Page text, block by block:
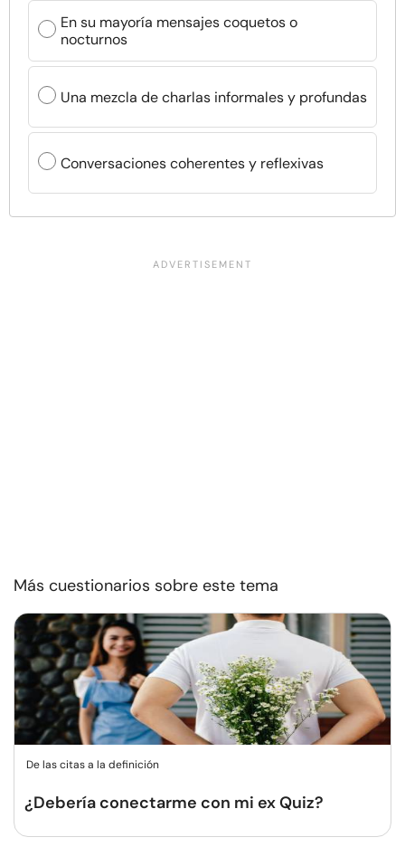
En su mayoría mensajes coquetos o
nocturnos
Una mezcla de charlas informales y profundas
Conversaciones coherentes y reflexivas
Más cuestionarios sobre este tema
De las citas a la definición
¿Debería conectarme con mi ex Quiz?